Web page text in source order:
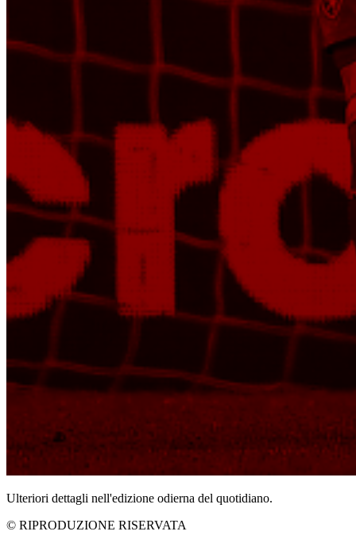
Ulteriori dettagli nell'edizione odierna del quotidiano.
© RIPRODUZIONE RISERVATA